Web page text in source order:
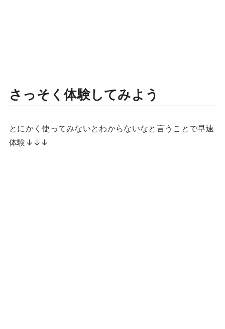
さっそく体験してみよう
とにかく使ってみないとわからないなと言うことで早速
体験↓↓↓